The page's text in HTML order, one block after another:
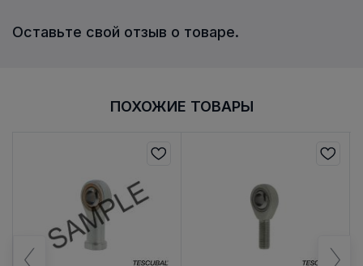
Оставьте свой отзыв о товаре.
ПОХОЖИЕ ТОВАРЫ